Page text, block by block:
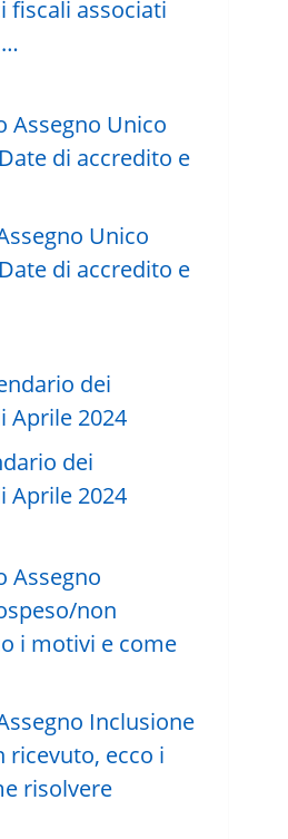
fiscali associati
Unico
di accredito e
dei
Aprile 2024
Inclusione
ricevuto, ecco i
risolvere